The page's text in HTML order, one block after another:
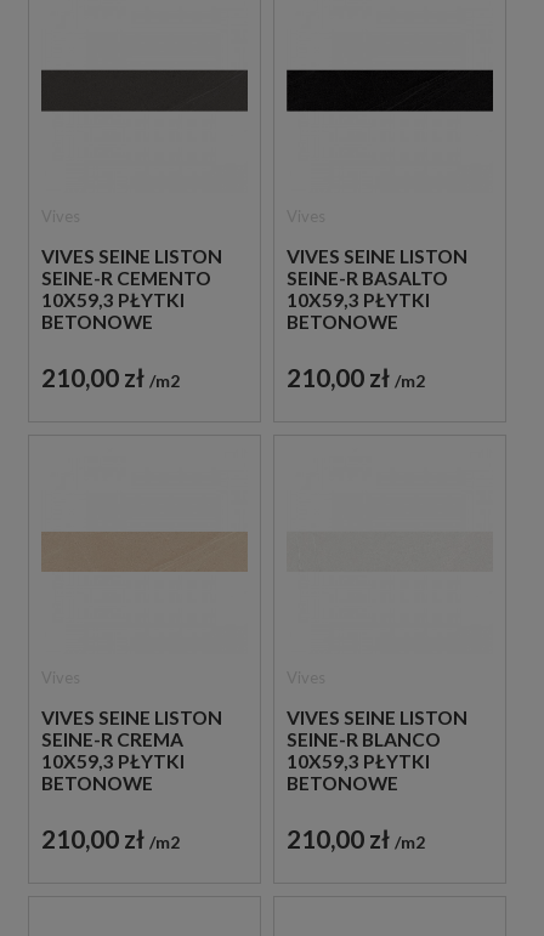
VIVES SEINE LISTON
SEINE-R CEMENTO
10X59,3 PŁYTKI
BETONOWE
210,00 zł m2
VIVES SEINE LISTON
SEINE-R BASALTO
10X59,3 PŁYTKI
BETONOWE
210,00 zł m2
VIVES SEINE LISTON
SEINE-R CREMA
10X59,3 PŁYTKI
BETONOWE
210,00 zł m2
VIVES SEINE LISTON
SEINE-R BLANCO
10X59,3 PŁYTKI
BETONOWE
210,00 zł m2